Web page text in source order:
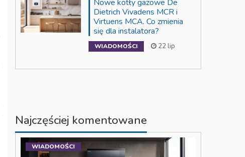
Nowe kotły gazowe De
Dietrich Vivadens MCR i
Virtuens MCA. Co zmienia
się dla instalatora?
WIADOMOŚCI 22 lip
Najczęściej komentowane
WIADOMOŚCI